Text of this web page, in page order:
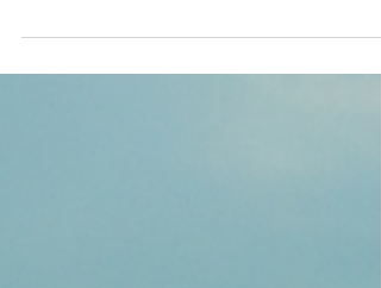
conscientização e combate à violência contra